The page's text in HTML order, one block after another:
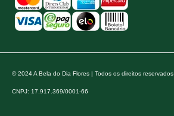
© 2024 A Bela do Dia Flores | Todos os direitos reservados
CNPJ: 17.917.369/0001-66